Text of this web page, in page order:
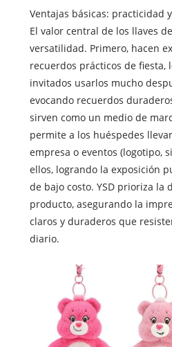
Ventajas básicas: practicidad
El valor central de los llaves
versatilidad. Primero, hacen
recuerdos prácticos de fiesta,
invitados usarlos mucho
evocando recuerdos
sirven como un medio de
permite a los huéspedes
empresa o eventos (logotipo,
ellos, logrando la exposición
de bajo costo. YSD prioriza la
producto, asegurando la
claros y duraderos que
diario.